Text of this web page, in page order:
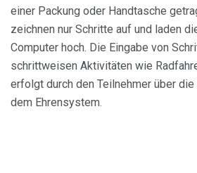
einer Packung oder Handtasche
zeichnen nur Schritte auf und laden
Computer hoch. Die Eingabe von
schrittweisen Aktivitäten wie
erfolgt durch den Teilnehmer über
dem Ehrensystem.